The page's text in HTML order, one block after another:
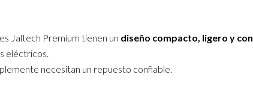
Jaltech Premium tienen un diseño compacto, ligero y con
eléctricos.
necesitan un repuesto confiable.